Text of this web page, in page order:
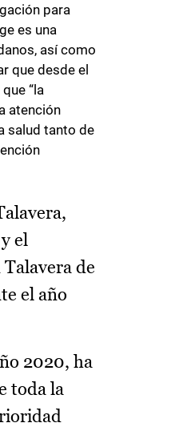
para
es una
así como
que desde el
“la
atención
salud tanto de
el
de
el año
2020, ha
toda la